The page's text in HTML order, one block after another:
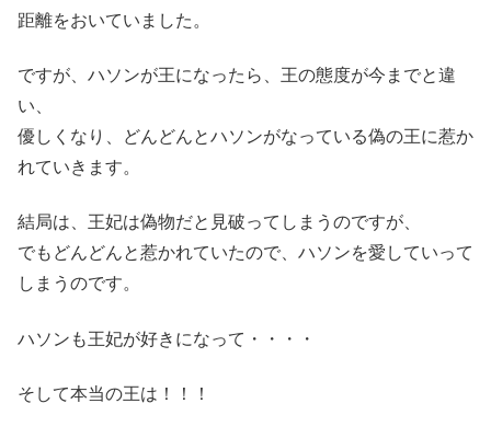
距離をおいていました。
ですが、ハソンが王になったら、王の態度が今までと違
い、
優しくなり、どんどんとハソンがなっている偽の王に惹か
れていきます。
結局は、王妃は偽物だと見破ってしまうのですが、
でもどんどんと惹かれていたので、ハソンを愛していって
しまうのです。
ハソンも王妃が好きになって・・・・
そして本当の王は！！！